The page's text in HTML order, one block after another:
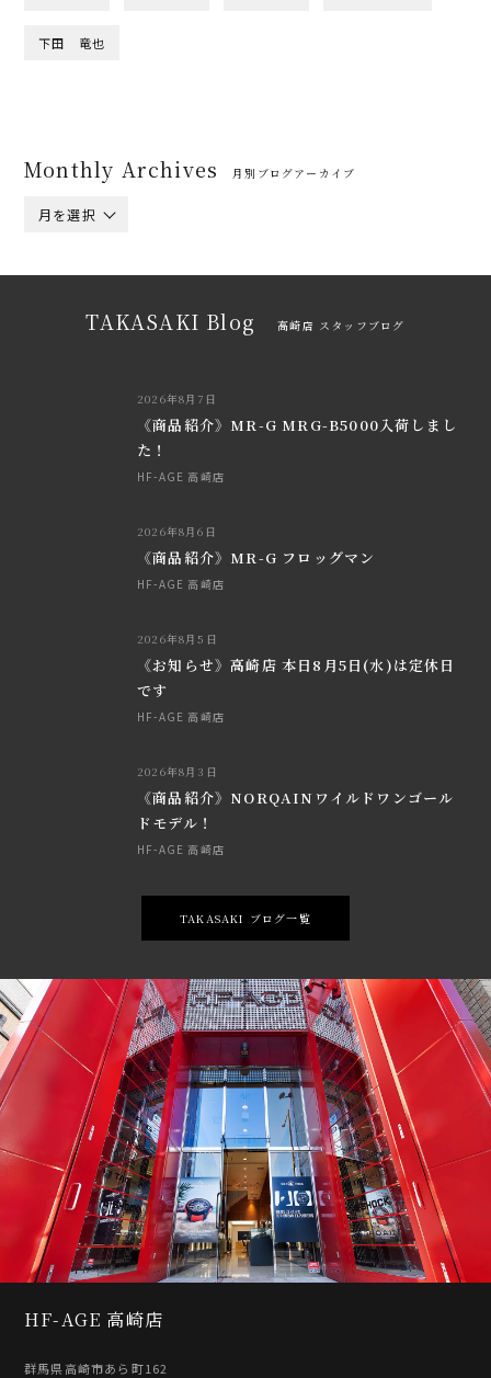
下田 竜也
Monthly Archives 月別ブログアーカイブ
月を選択
TAKASAKI Blog 高崎店 スタッフブログ
2026年8月7日
《商品紹介》MR-G MRG-B5000入荷しまし
た！
HF-AGE 高崎店
2026年8月6日
《商品紹介》MR-G フロッグマン
HF-AGE 高崎店
2026年8月5日
《お知らせ》高崎店 本日8月5日(水)は定休日
です
HF-AGE 高崎店
2026年8月3日
《商品紹介》NORQAINワイルドワンゴール
ドモデル！
HF-AGE 高崎店
TAKASAKI ブログ一覧
HF-AGE 高崎店
群馬県高崎市あら町162